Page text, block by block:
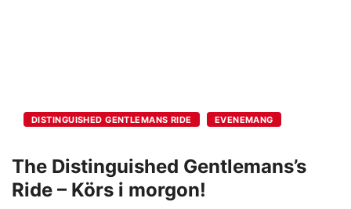
DISTINGUISHED GENTLEMANS RIDE EVENEMANG
The Distinguished Gentlemans’s
Ride – Körs i morgon!